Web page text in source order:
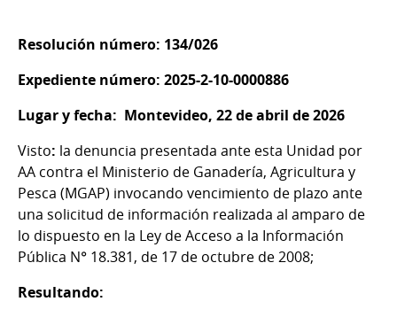
Resolución número: 134/026
Expediente número: 2025-2-10-0000886
Lugar y fecha: Montevideo, 22 de abril de 2026
Visto: la denuncia presentada ante esta Unidad por
AA contra el Ministerio de Ganadería, Agricultura y
Pesca (MGAP) invocando vencimiento de plazo ante
una solicitud de información realizada al amparo de
lo dispuesto en la Ley de Acceso a la Información
Pública N° 18.381, de 17 de octubre de 2008;
Resultando: